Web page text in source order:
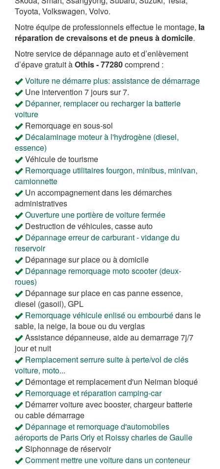
Toyota, Volkswagen, Volvo.
Notre équipe de professionnels effectue le montage, la
réparation de crevaisons et de pneus à domicile.
Notre service de dépannage auto et d’enlèvement
d’épave gratuit àOthis - 77280comprend :
Voiture ne démarre plus: assistance de démarrage
Une intervention 7 jours sur 7.
Dépanner, remplacer ou recharger la batterie
voiture
Remorquage en sous-sol
Décalaminage moteur à l'hydrogène (diesel,
essence)
Véhicule de tourisme
Remorquage utilitaires fourgon, minibus, minivan,
camionnette
Un accompagnement dans les démarches
administratives
Ouverture une portière de voiture fermée
Destruction de véhicules, casse auto
Dépannage erreur de carburant - vidange du
reservoir
Dépannage sur place ou à domicile
Dépannage remorquage moto scooter (deux-
roues)
Dépannage sur place en cas panne essence,
diesel (gasoil), GPL
Remorquage véhicule enlisé ou embourbédans le
sable, la neige, la boue ou du verglas
Assistance dépanneuse, aide au demarrage 7j/7
jour et nuit
Remplacement serrure suite à perte/vol de clés
voiture, moto...
Démontage et remplacement d'un Neiman bloqué
Remorquage et réparation camping-car
Démarrer voiture avec booster, chargeur batterie
ou cable démarrage
Dépannage et remorquage d'automobiles
aéroports de Paris Orly et Roissy charles de Gaulle
Siphonnage de réservoir
Comment mettre une voiture dans un conteneur